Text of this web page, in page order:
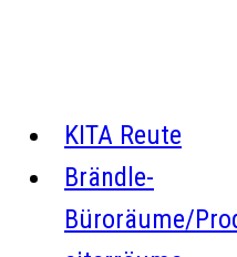
KITA Reute
Brändle-
Büroräume/